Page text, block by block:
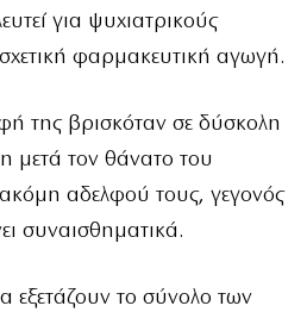
για ψυχιατρικούς
φαρμακευτική αγωγή.
της βρισκόταν σε δύσκολη
μετά τον θάνατο του
αδελφού τους, γεγονός
συναισθηματικά.
εξετάζουν το σύνολο των